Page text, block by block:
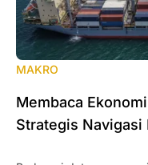
MAKRO
Membaca
Strategis Navigasi